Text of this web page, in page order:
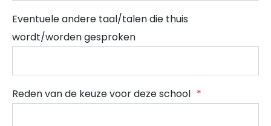
Eventuele andere taal/talen die thuis
wordt/worden gesproken
Reden van de keuze voor deze school *